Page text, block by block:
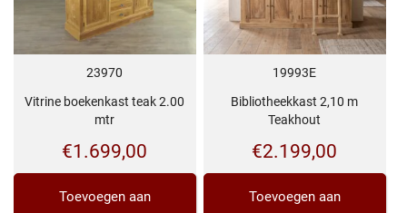
23970
Vitrine boekenkast teak 2.00
mtr
€1.699,00
Toevoegen aan
19993E
Bibliotheekkast 2,10 m
Teakhout
€2.199,00
Toevoegen aan